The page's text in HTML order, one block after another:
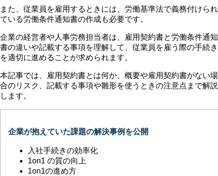
また、従業員を雇用するときには、労働基準法で義務付けられ
ている労働条件通知書の作成も必要です。
企業の経営者や人事労務担当者は、雇用契約書と労働条件通知
書の違いや記載する事項を理解して、従業員を雇う際の手続き
を適切に進めることが求められます。
本記事では、雇用契約書とは何か、概要や雇用契約書がない場
合のリスク、記載する事項や雛形を使うときの注意点まで解説
します。
企業が抱えていた課題の解決事例を公開
入社手続きの効率化
1on1 の質の向上
1on1の進め方